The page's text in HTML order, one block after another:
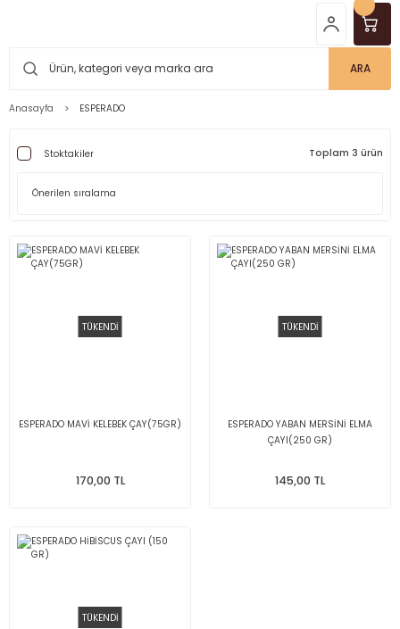
ARA
Anasayfa ESPERADO
Stoktakiler Toplam 3 ürün
TÜKENDİ
ESPERADO MAVİ KELEBEK ÇAY(75GR)
170,00 TL
TÜKENDİ
ESPERADO YABAN MERSİNİ ELMA
ÇAYI(250 GR)
145,00 TL
TÜKENDİ